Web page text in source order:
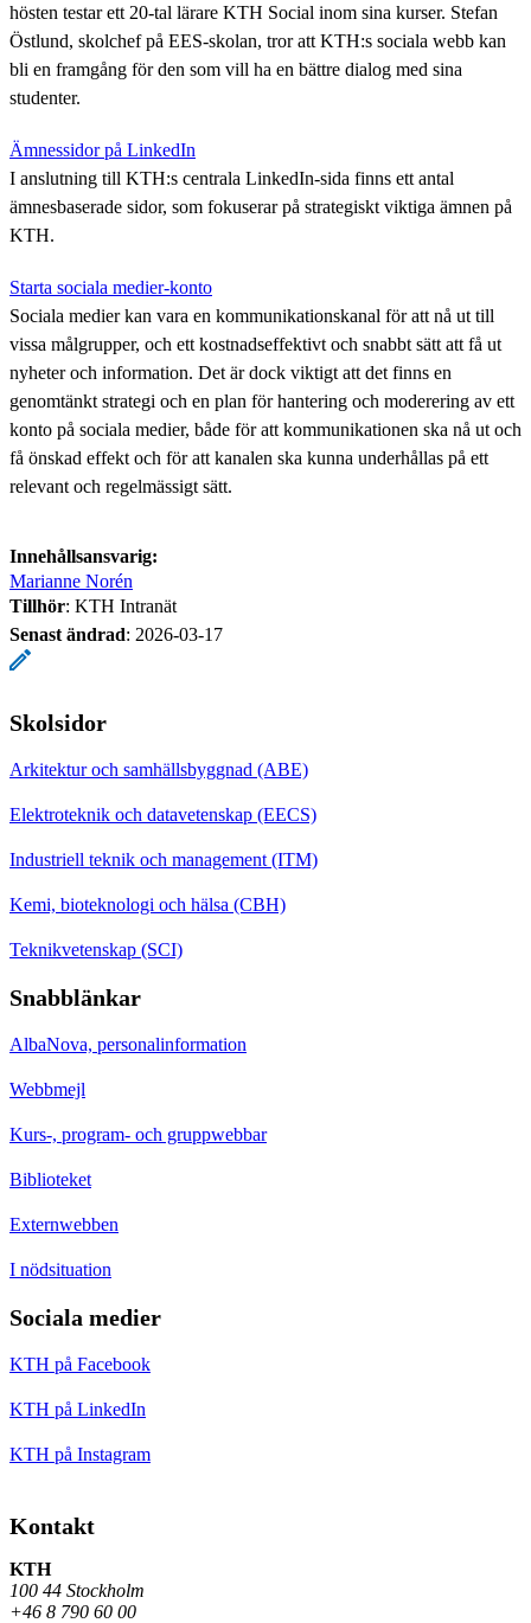
hösten testar ett 20-tal lärare KTH Social inom sina kurser. Stefan
Östlund, skolchef på EES-skolan, tror att KTH:s sociala webb kan
bli en framgång för den som vill ha en bättre dialog med sina
studenter.
Ämnessidor på LinkedIn
I anslutning till KTH:s centrala LinkedIn-sida finns ett antal
ämnesbaserade sidor, som fokuserar på strategiskt viktiga ämnen på
KTH.
Starta sociala medier-konto
Sociala medier kan vara en kommunikationskanal för att nå ut till
vissa målgrupper, och ett kostnadseffektivt och snabbt sätt att få ut
nyheter och information. Det är dock viktigt att det finns en
genomtänkt strategi och en plan för hantering och moderering av ett
konto på sociala medier, både för att kommunikationen ska nå ut och
få önskad effekt och för att kanalen ska kunna underhållas på ett
relevant och regelmässigt sätt.
Innehållsansvarig:
Marianne Norén
Tillhör: KTH Intranät
Senast ändrad: 2026-03-17
Skolsidor
Arkitektur och samhällsbyggnad (ABE)
Elektroteknik och datavetenskap (EECS)
Industriell teknik och management (ITM)
Kemi, bioteknologi och hälsa (CBH)
Teknikvetenskap (SCI)
Snabblänkar
AlbaNova, personalinformation
Webbmejl
Kurs-, program- och gruppwebbar
Biblioteket
Externwebben
I nödsituation
Sociala medier
KTH på Facebook
KTH på LinkedIn
KTH på Instagram
Kontakt
KTH
100 44 Stockholm
+46 8 790 60 00